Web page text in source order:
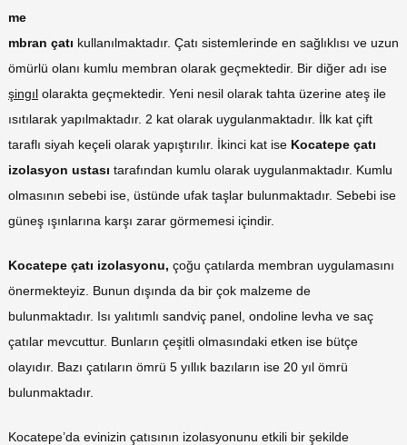
me
mbran çatı kullanılmaktadır. Çatı sistemlerinde en sağlıklısı ve uzun
ömürlü olanı kumlu membran olarak geçmektedir. Bir diğer adı ise
şingıl olarakta geçmektedir. Yeni nesil olarak tahta üzerine ateş ile
ısıtılarak yapılmaktadır. 2 kat olarak uygulanmaktadır. İlk kat çift
taraflı siyah keçeli olarak yapıştırılır. İkinci kat ise Kocatepe çatı
izolasyon ustası tarafından kumlu olarak uygulanmaktadır. Kumlu
olmasının sebebi ise, üstünde ufak taşlar bulunmaktadır. Sebebi ise
güneş ışınlarına karşı zarar görmemesi içindir.
Kocatepe çatı izolasyonu, çoğu çatılarda membran uygulamasını
önermekteyiz. Bunun dışında da bir çok malzeme de
bulunmaktadır. Isı yalıtımlı sandviç panel, ondoline levha ve saç
çatılar mevcuttur. Bunların çeşitli olmasındaki etken ise bütçe
olayıdır. Bazı çatıların ömrü 5 yıllık bazıların ise 20 yıl ömrü
bulunmaktadır.
Kocatepe’da evinizin çatısının izolasyonunu etkili bir şekilde